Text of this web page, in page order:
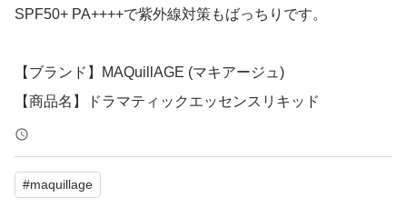
SPF50+ PA++++で紫外線対策もばっちりです。
【ブランド】MAQuillAGE (マキアージュ)
【商品名】ドラマティックエッセンスリキッド
【カラー】オークル20
【SPF/PA】SPF50+ PA++++
【商品の状態】未使用
#maquillage